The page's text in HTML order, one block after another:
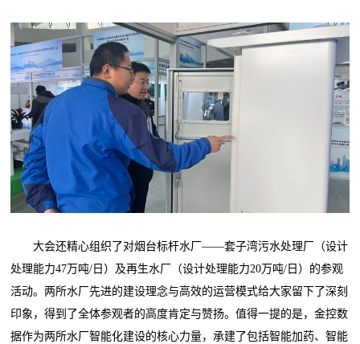
大会还精心组织了对烟台标杆水厂——套子湾污水处理厂（设计
处理能力47万吨/日）及再生水厂（设计处理能力20万吨/日）的参观
活动。两所水厂先进的建设理念与高效的运营模式给大家留下了深刻
印象，得到了全体参观者的高度肯定与赞扬。值得一提的是，金控数
据作为两所水厂智能化建设的核心力量，承建了包括智能加药、智能